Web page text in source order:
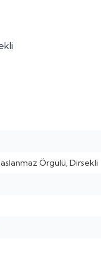
Örgülü, Dirsekli